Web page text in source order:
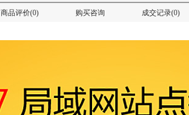
商品评价(0) 购买咨询 成交记录(0)